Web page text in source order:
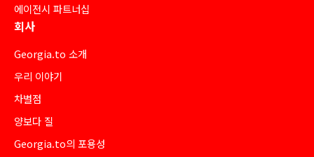
에이전시 파트너십
회사
Georgia.to 소개
우리 이야기
차별점
양보다 질
Georgia.to의 포용성